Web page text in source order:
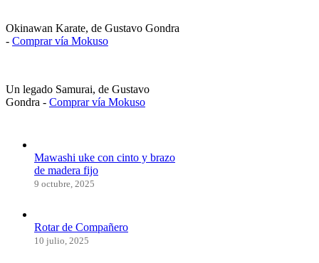
Okinawan Karate, de Gustavo Gondra
- Comprar vía Mokuso
Un legado Samurai, de Gustavo
Gondra - Comprar vía Mokuso
Mawashi uke con cinto y brazo
de madera fijo
9 octubre, 2025
Rotar de Compañero
10 julio, 2025